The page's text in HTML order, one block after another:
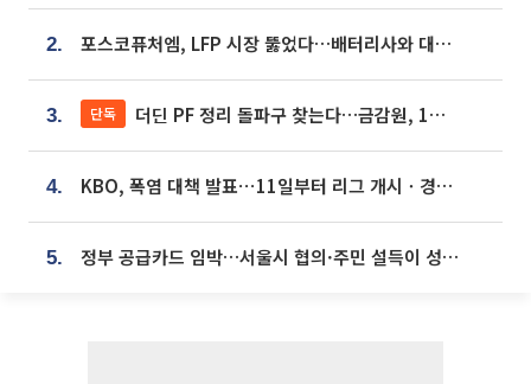
2. 포스코퓨처엠, LFP 시장 뚫었다…배터리사와 대규모 장기 공급 합의
3. 단독 더딘 PF 정리 돌파구 찾는다…금감원, 1년 반 만에 매각설명회 재개
4. KBO, 폭염 대책 발표⋯11일부터 리그 개시ㆍ경기 오후 7시 시작
5. 정부 공급카드 임박…서울시 협의·주민 설득이 성패 가른다 [부동산 해법 전쟁]